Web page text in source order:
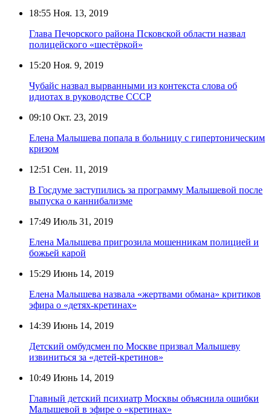
18:55 Ноя. 13, 2019
Глава Печорского района Псковской области назвал
полицейского «шестёркой»
15:20 Ноя. 9, 2019
Чубайс назвал вырванными из контекста слова об
идиотах в руководстве СССР
09:10 Окт. 23, 2019
Елена Малышева попала в больницу с гипертоническим
кризом
12:51 Сен. 11, 2019
В Госдуме заступились за программу Малышевой после
выпуска о каннибализме
17:49 Июль 31, 2019
Елена Малышева пригрозила мошенникам полицией и
божьей карой
15:29 Июнь 14, 2019
Елена Малышева назвала «жертвами обмана» критиков
эфира о «детях-кретинах»
14:39 Июнь 14, 2019
Детский омбудсмен по Москве призвал Малышеву
извиниться за «детей-кретинов»
10:49 Июнь 14, 2019
Главный детский психиатр Москвы объяснила ошибки
Малышевой в эфире о «кретинах»